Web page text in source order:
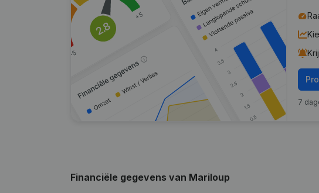
7
Financiële gegevens van Mariloup